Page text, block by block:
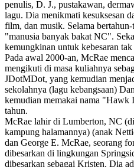
penulis, D. J., pustakawan,
lagu. Dia menikmati kesuksesan
film, dan musik. Selama
"manusia banyak bakat NC".
kemungkinan untuk kebesaran
Pada awal 2000-an, McRae
mengikuti di masa kuliahnya
JDotMDot, yang kemudian
sekolahnya (lagu kebangsaan)
kemudian memakai nama "Hawk
tahun.
McRae lahir di Lumberton, NC
kampung halamannya) (anak
dan George E. McRae, seorang
dibesarkan di lingkungan
dibesarkan sebagai Kristen. Dia